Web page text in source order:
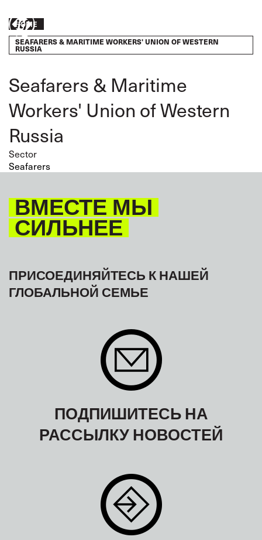
main
content
action
Breadcrumb
HOME
SEAFARERS & MARITIME WORKERS' UNION OF WESTERN
RUSSIA
Seafarers & Maritime
Workers' Union of Western
Russia
Sector
Seafarers
ВМЕСТЕ МЫ
СИЛЬНЕЕ
ПРИСОЕДИНЯЙТЕСЬ К НАШЕЙ
ГЛОБАЛЬНОЙ СЕМЬЕ
ПОДПИШИТЕСЬ НА
РАССЫЛКУ НОВОСТЕЙ